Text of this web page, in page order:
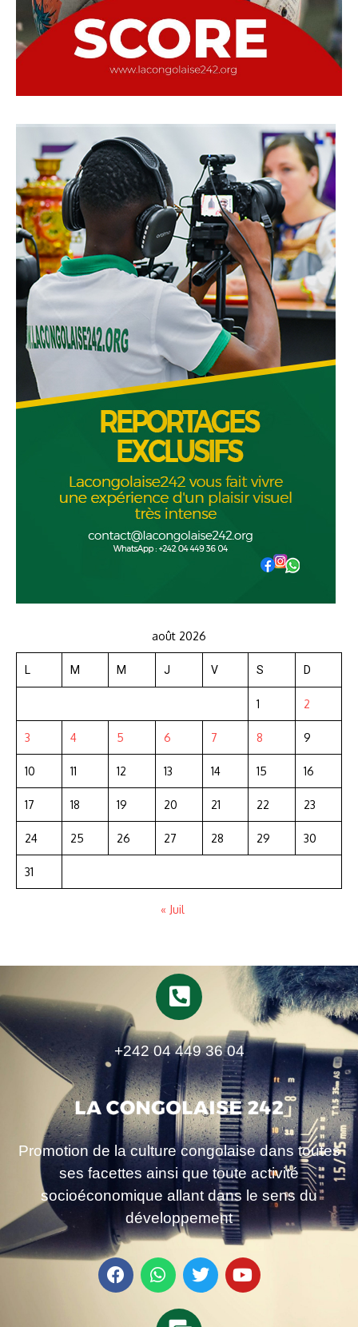
août 2026
L M M J V S D
1 2
3 4 5 6 7 8 9
10 11 12 13 14 15 16
17 18 19 20 21 22 23
24 25 26 27 28 29 30
31
« Juil
+242 04 449 36 04
Promotion de la culture congolaise dans toutes
ses facettes ainsi que toute activité
socioéconomique allant dans le sens du
développement